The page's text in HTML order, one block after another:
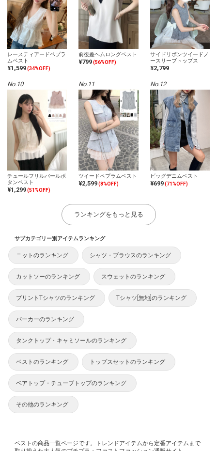
レースティアードペプラ
ムベスト
¥1,599(34%OFF)
前後差ヘムロングベスト
¥799 (56%OFF)
サイドリボンツイードノ
ースリーブトップス
¥2,799
No.10
チュールフリルパールボ
タンベスト
¥1,299(51%OFF)
No.11
ツイードペプラムベスト
¥2,599 (8%OFF)
No.12
ビッグデニムベスト
¥699 (71%OFF)
ランキングをもっと見る
サブカテゴリー別アイテムランキング
ニットのランキング シャツ・ブラウスのランキング
カットソーのランキング スウェットのランキング
プリントTシャツのランキング Tシャツ[無地]のランキング
パーカーのランキング
タンクトップ・キャミソールのランキング
ベストのランキング トップスセットのランキング
ベアトップ・チューブトップのランキング
その他のランキング
ベストの商品一覧ページです。トレンドアイテムから定番アイテムまで